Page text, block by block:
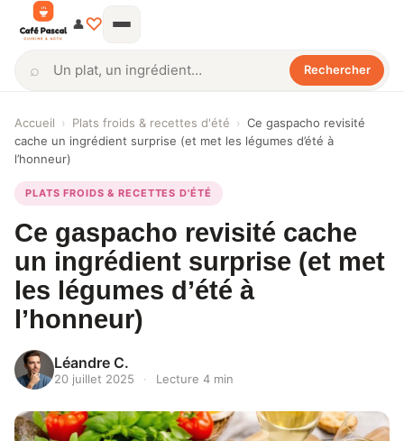
⌕
Rechercher
Rechercher
👤♡
Accueil › Plats froids & recettes d'été › Ce gaspacho revisité
cache un ingrédient surprise (et met les légumes d’été à
l’honneur)
PLATS FROIDS & RECETTES D'ÉTÉ
Ce gaspacho revisité cache
un ingrédient surprise (et met
les légumes d’été à
l’honneur)
Léandre C.
20 juillet 2025 · Lecture 4 min